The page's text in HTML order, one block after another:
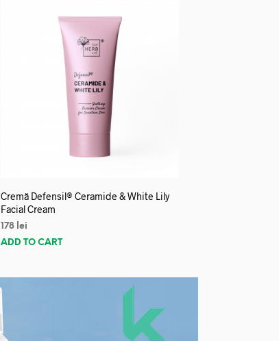
Cremă Defensil® Ceramide & White Lily
Facial Cream
178 lei
ADD TO CART